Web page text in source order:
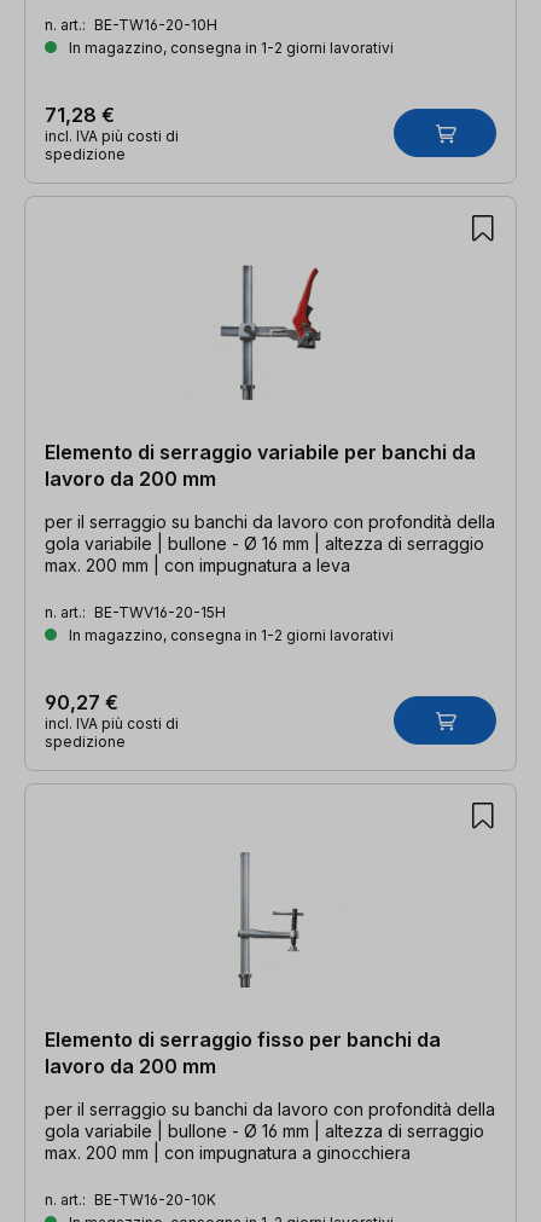
n. art.: BE-TW16-20-10H
In magazzino, consegna in 1-2 giorni lavorativi
71,28 €
incl. IVA più costi di
spedizione
Elemento di serraggio variabile per banchi da
lavoro da 200 mm
per il serraggio su banchi da lavoro con profondità della
gola variabile | bullone - Ø 16 mm | altezza di serraggio
max. 200 mm | con impugnatura a leva
n. art.: BE-TWV16-20-15H
In magazzino, consegna in 1-2 giorni lavorativi
90,27 €
incl. IVA più costi di
spedizione
Elemento di serraggio fisso per banchi da
lavoro da 200 mm
per il serraggio su banchi da lavoro con profondità della
gola variabile | bullone - Ø 16 mm | altezza di serraggio
max. 200 mm | con impugnatura a ginocchiera
n. art.: BE-TW16-20-10K